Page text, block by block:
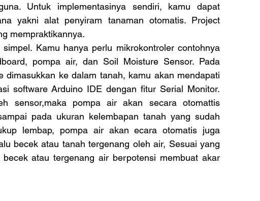
Untuk implementasinya sendiri, kamu dapat
yakni alat penyiram tanaman otomatis. Project
mempraktikannya.
pompa air, dan Soil Moisture Sensor. Pada
dimasukkan ke dalam tanah, kamu akan mendapati
software Arduino IDE dengan fitur Serial Monitor.
sensor,maka pompa air akan secara otomattis
pada ukuran kelembapan tanah yang sudah
lembap, pompa air akan ecara otomatis juga
becek atau tanah tergenang oleh air, Sesuai yang
atau tergenang air berpotensi membuat akar